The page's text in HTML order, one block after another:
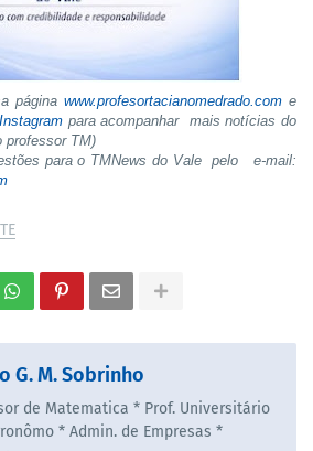
página www.profesortacianomedrado.come
Instagram para acompanhar mais notícias do
professor TM)
para o TMNews do Vale pelo e-mail:
G. M. Sobrinho
de Matematica * Prof. Universitário
* Admin. de Empresas *